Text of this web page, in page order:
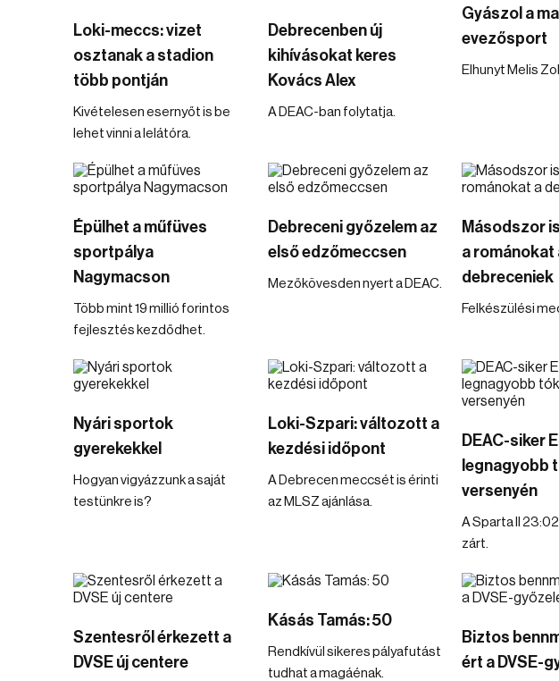
Loki-meccs: vizet
osztanak a stadion
több pontján
Kivételesen esernyőt is be
lehet vinni a lelátóra.
Debrecenben új
kihívásokat keres
Kovács Alex
A DEAC-ban folytatja.
Gyászol a
evezősport
Elhunyt Melis
Épülhet a műfüves
sportpálya
Nagymacson
Több mint 19 millió forintos
fejlesztés kezdődhet.
Debreceni győzelem az
első edzőmeccsen
Mezőkövesden nyert a DEAC.
Másodszor
a románokat
debreceniek
Felkészülési
Nyári sportok
gyerekekkel
Hogyan vigyázzunk a saját
testünkre is?
Loki-Szpari: változott a
kezdési időpont
A Debrecen meccsét is érinti
az MLSZ ajánlása.
DEAC-siker
legnagyobb
versenyén
A Sparta II
zárt.
Szentesről érkezett a
DVSE új centere
Kásás Tamás: 50
Rendkívül sikeres pályafutást
tudhat a magáénak.
Biztos
ért a DVSE-